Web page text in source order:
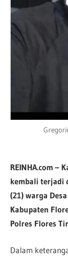
REINHA.com –
kembali terjadi
(21) warga
Kabupaten
Polres Flores
Dalam